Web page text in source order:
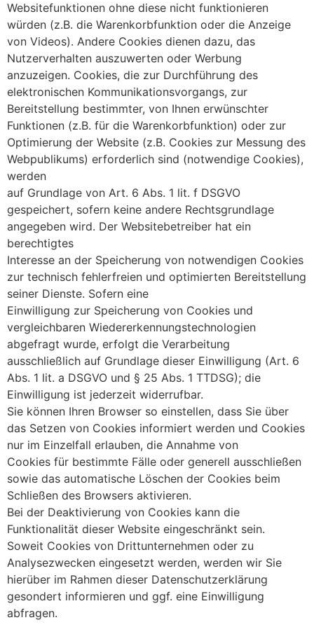
Websitefunktionen ohne diese nicht funktionieren
würden (z.B. die Warenkorbfunktion oder die Anzeige
von Videos). Andere Cookies dienen dazu, das
Nutzerverhalten auszuwerten oder Werbung
anzuzeigen. Cookies, die zur Durchführung des
elektronischen Kommunikationsvorgangs, zur
Bereitstellung bestimmter, von Ihnen erwünschter
Funktionen (z.B. für die Warenkorbfunktion) oder zur
Optimierung der Website (z.B. Cookies zur Messung des
Webpublikums) erforderlich sind (notwendige Cookies),
werden
auf Grundlage von Art. 6 Abs. 1 lit. f DSGVO
gespeichert, sofern keine andere Rechtsgrundlage
angegeben wird. Der Websitebetreiber hat ein
berechtigtes
Interesse an der Speicherung von notwendigen Cookies
zur technisch fehlerfreien und optimierten Bereitstellung
seiner Dienste. Sofern eine
Einwilligung zur Speicherung von Cookies und
vergleichbaren Wiedererkennungstechnologien
abgefragt wurde, erfolgt die Verarbeitung
ausschließlich auf Grundlage dieser Einwilligung (Art. 6
Abs. 1 lit. a DSGVO und § 25 Abs. 1 TTDSG); die
Einwilligung ist jederzeit widerrufbar.
Sie können Ihren Browser so einstellen, dass Sie über
das Setzen von Cookies informiert werden und Cookies
nur im Einzelfall erlauben, die Annahme von
Cookies für bestimmte Fälle oder generell ausschließen
sowie das automatische Löschen der Cookies beim
Schließen des Browsers aktivieren.
Bei der Deaktivierung von Cookies kann die
Funktionalität dieser Website eingeschränkt sein.
Soweit Cookies von Drittunternehmen oder zu
Analysezwecken eingesetzt werden, werden wir Sie
hierüber im Rahmen dieser Datenschutzerklärung
gesondert informieren und ggf. eine Einwilligung
abfragen.